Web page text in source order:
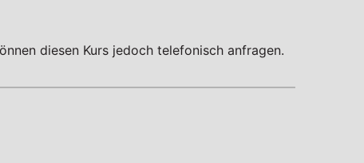
diesen Kurs jedoch telefonisch anfragen.